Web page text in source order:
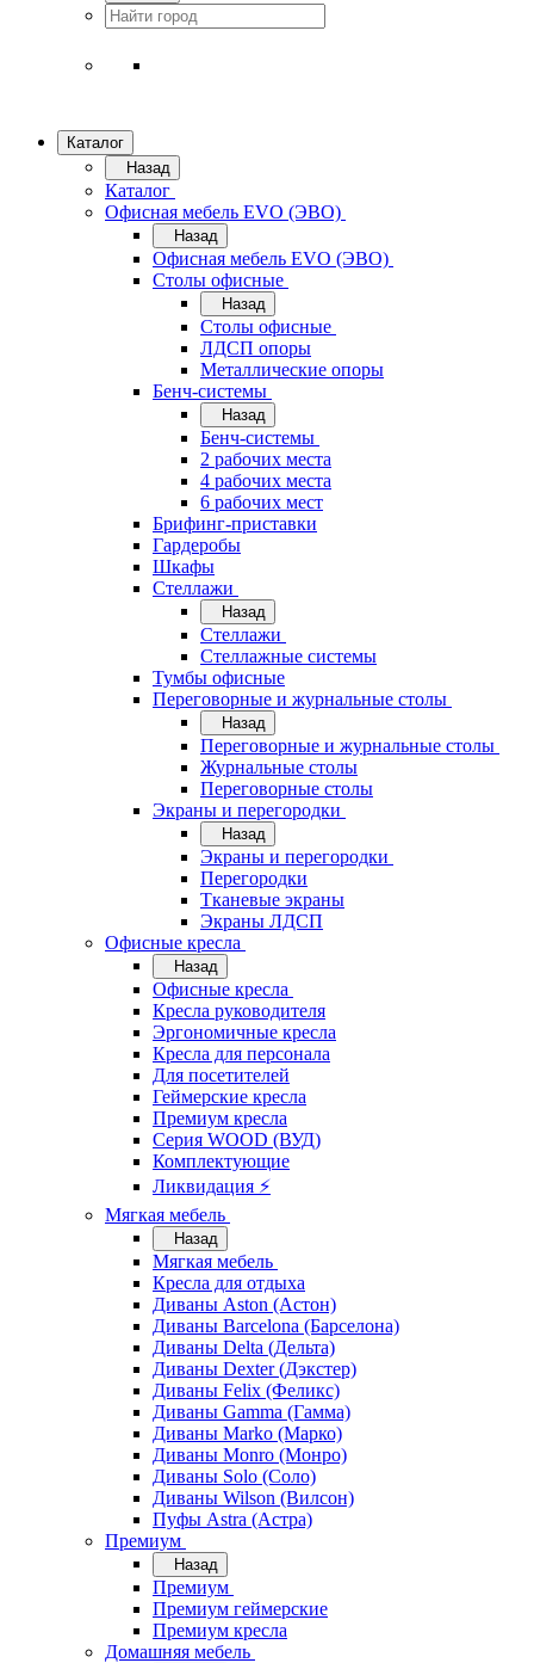
Каталог
Назад
Каталог
Офисная мебель EVO (ЭВО)
Назад
Офисная мебель EVO (ЭВО)
Cтолы офисные
Назад
Cтолы офисные
ЛДСП опоры
Металлические опоры
Бенч-системы
Назад
Бенч-системы
2 рабочих места
4 рабочих места
6 рабочих мест
Брифинг-приставки
Гардеробы
Шкафы
Стеллажи
Назад
Стеллажи
Стеллажные системы
Тумбы офисные
Переговорные и журнальные столы
Назад
Переговорные и журнальные столы
Журнальные столы
Переговорные столы
Экраны и перегородки
Назад
Экраны и перегородки
Перегородки
Тканевые экраны
Экраны ЛДСП
Офисные кресла
Назад
Офисные кресла
Кресла руководителя
Эргономичные кресла
Кресла для персонала
Для посетителей
Геймерские кресла
Премиум кресла
Серия WOOD (ВУД)
Комплектующие
Ликвидация ⚡
Мягкая мебель
Назад
Мягкая мебель
Кресла для отдыха
Диваны Aston (Астон)
Диваны Barcelona (Барселона)
Диваны Delta (Дельта)
Диваны Dexter (Дэкстер)
Диваны Felix (Феликс)
Диваны Gamma (Гамма)
Диваны Marko (Марко)
Диваны Monro (Монро)
Диваны Solo (Соло)
Диваны Wilson (Вилсон)
Пуфы Astra (Астра)
Премиум
Назад
Премиум
Премиум геймерские
Премиум кресла
Домашняя мебель